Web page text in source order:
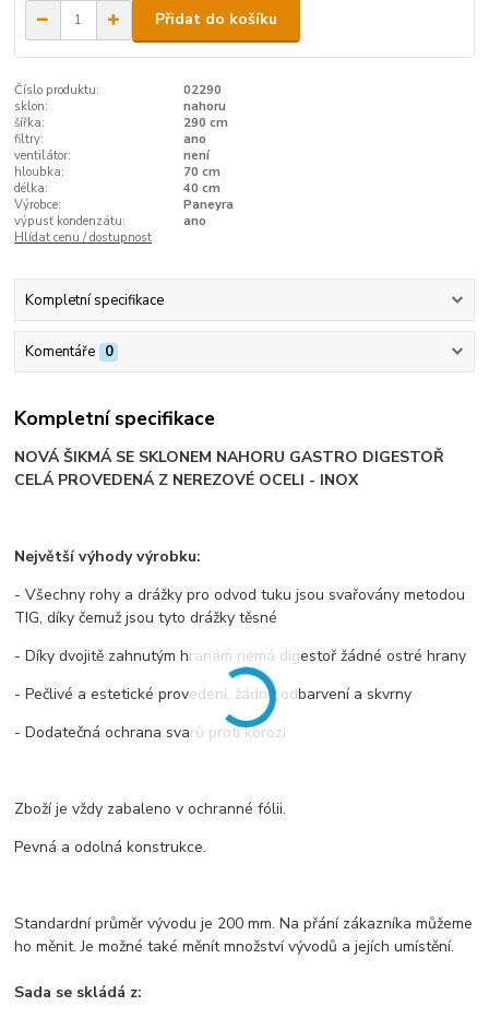
Přidat do košíku
Číslo produktu:
02290
sklon:
nahoru
šířka:
290 cm
filtry:
ano
ventilátor:
není
hloubka:
70 cm
délka:
40 cm
Výrobce:
Paneyra
výpusť kondenzátu:
ano
Hlídat cenu / dostupnost
Kompletní specifikace
Komentáře 0
Kompletní specifikace
NOVÁ ŠIKMÁ SE SKLONEM NAHORU GASTRO DIGESTOŘ
CELÁ PROVEDENÁ Z NEREZOVÉ OCELI - INOX
Největší výhody výrobku:
- Všechny rohy a drážky pro odvod tuku jsou svařovány metodou
TIG, díky čemuž jsou tyto drážky těsné
- Díky dvojitě zahnutým hranám nemá digestoř žádné ostré hrany
- Pečlivé a estetické provedení, žádné odbarvení a skvrny
- Dodatečná ochrana svarů proti korozi
Zboží je vždy zabaleno v ochranné fólii.
Pevná a odolná konstrukce.
Standardní průměr vývodu je 200 mm. Na přání zákazníka můžeme
ho měnit. Je možné také měnít množství vývodů a jejích umístění.
Sada se skládá z: